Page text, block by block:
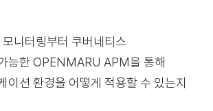
니터링부터 쿠버네티스
능한 OPENMARU APM을 통해
이션 환경을 어떻게 적용할 수 있는지